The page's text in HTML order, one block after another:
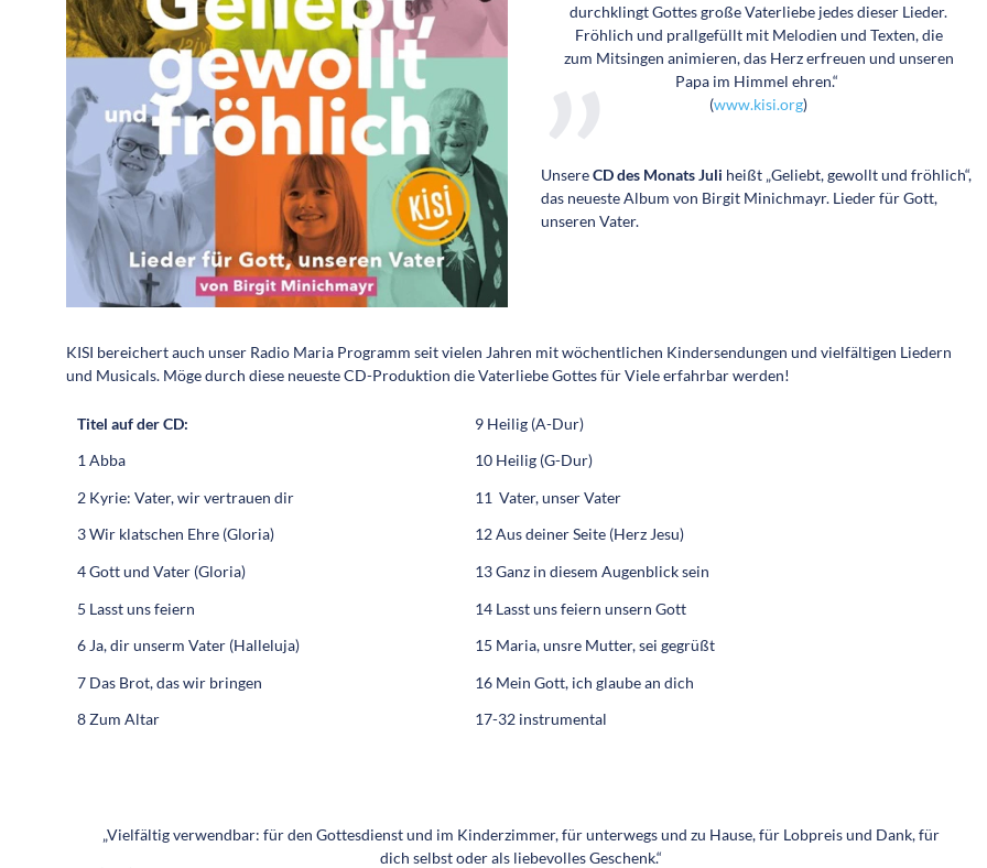
durchklingt Gottes große Vaterliebe jedes dieser Lieder.
Fröhlich und prallgefüllt mit Melodien und Texten, die
zum Mitsingen animieren, das Herz erfreuen und unseren
Papa im Himmel ehren.“
(www.kisi.org)
UnsereCD des Monats Juli heißt „Geliebt, gewollt und fröhlich“,
das neueste Album von Birgit Minichmayr. Lieder für Gott,
unseren Vater.
KISI bereichert auch unser Radio Maria Programm seit vielen Jahren mit wöchentlichen Kindersendungen und vielfältigen Liedern
und Musicals. Möge durch diese neueste CD-Produktion die Vaterliebe Gottes für Viele erfahrbar werden!
Titel auf der CD:
1 Abba
2 Kyrie: Vater, wir vertrauen dir
3 Wir klatschen Ehre (Gloria)
4 Gott und Vater (Gloria)
5 Lasst uns feiern
6 Ja, dir unserm Vater (Halleluja)
7 Das Brot, das wir bringen
8 Zum Altar
9 Heilig (A-Dur)
10 Heilig (G-Dur)
11 Vater, unser Vater
12 Aus deiner Seite (Herz Jesu)
13 Ganz in diesem Augenblick sein
14 Lasst uns feiern unsern Gott
15 Maria, unsre Mutter, sei gegrüßt
16 Mein Gott, ich glaube an dich
17-32 instrumental
„Vielfältig verwendbar: für den Gottesdienst und im Kinderzimmer, für unterwegs und zu Hause, für Lobpreis und Dank, für
dich selbst oder als liebevolles Geschenk.“